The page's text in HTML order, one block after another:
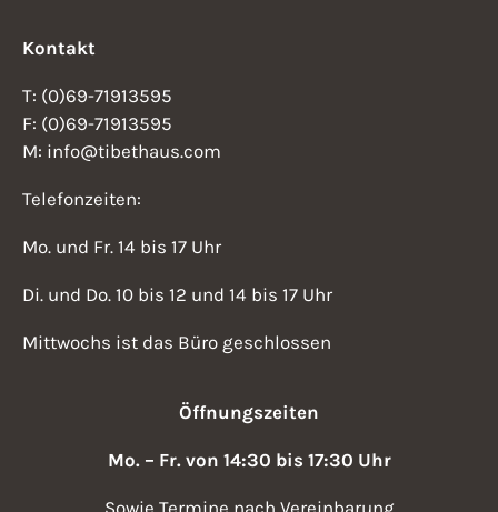
Kontakt
T: (0)69-71913595
F: (0)69-71913595
M: info@tibethaus.com
Telefonzeiten:
Mo. und Fr. 14 bis 17 Uhr
Di. und Do. 10 bis 12 und 14 bis 17 Uhr
Mittwochs ist das Büro geschlossen
Öffnungszeiten
Mo. – Fr. von 14:30 bis 17:30 Uhr
Sowie Termine nach Vereinbarung